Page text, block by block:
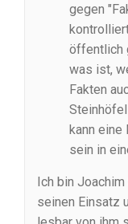
gegen
öffentlich
was ist,
Fakten
kann eine
sein in
Ich bin
seinen Einsatz